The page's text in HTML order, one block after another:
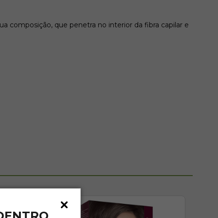
composição, que penetra no interior da fibra capilar e